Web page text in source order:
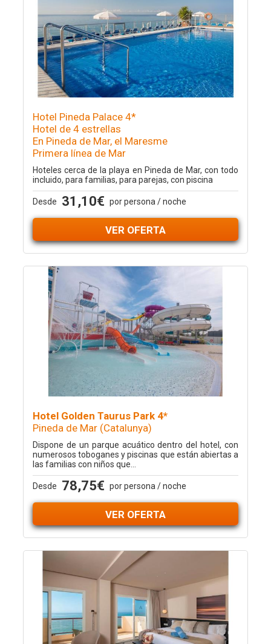
Hotel Pineda Palace 4*
Hotel de 4 estrellas
En Pineda de Mar, el Maresme
Primera línea de Mar
Hoteles cerca de la playa en Pineda de Mar, con todo
incluido, para familias, para parejas, con piscina
Desde 31,10€ por persona / noche
VER OFERTA
Hotel Golden Taurus Park 4*
Pineda de Mar (Catalunya)
Dispone de un parque acuático dentro del hotel, con
numerosos toboganes y piscinas que están abiertas a
las familias con niños que...
Desde 78,75€ por persona / noche
VER OFERTA